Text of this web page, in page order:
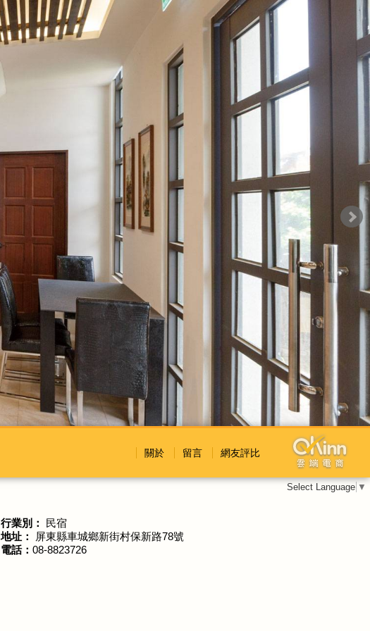
關於 留言 網友評比
Select Language ▼
行業別：
民宿
地址：
屏東縣車城鄉新街村保新路78號
電話： 08-8823726